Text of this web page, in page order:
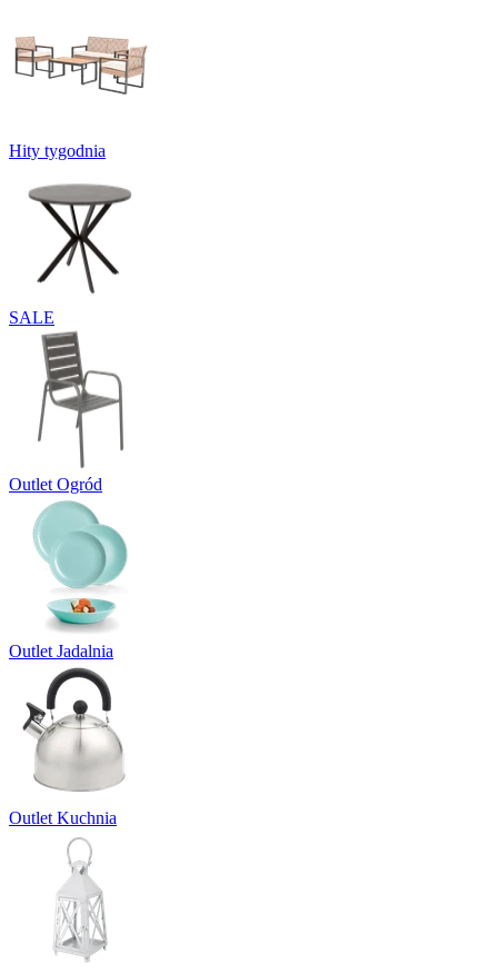
Hity tygodnia
SALE
Outlet Ogród
Outlet Jadalnia
Outlet Kuchnia